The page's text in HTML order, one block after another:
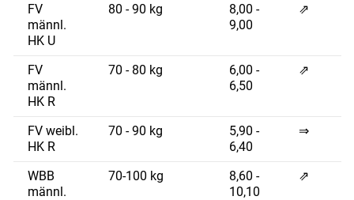
FV
männl.
HK U
80 - 90 kg
8,00 -
9,00
⇗
FV
männl.
HK R
70 - 80 kg
6,00 -
6,50
⇗
FV weibl.
HK R
70 - 90 kg
5,90 -
6,40
⇒
WBB
männl.
70-100 kg
8,60 -
10,10
⇗